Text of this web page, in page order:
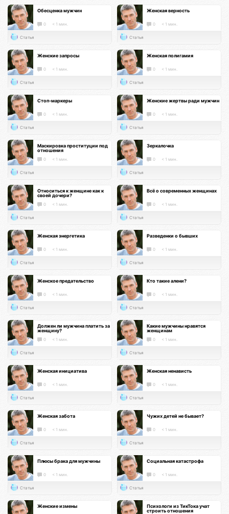
Обесценка мужчин
0 < 1 мин.
Статья
Женская верность
0 < 1 мин.
Статья
Женские запросы
0 < 1 мин.
Статья
Женская полигамия
0 < 1 мин.
Статья
Стоп-маркеры
0 < 1 мин.
Статья
Женские жертвы ради мужчин
0 < 1 мин.
Статья
Маскировка проституции под
отношения
0 < 1 мин.
Статья
Зеркалочка
0 < 1 мин.
Статья
Относиться к женщине как к
своей дочери?
0 < 1 мин.
Статья
Всё о современных женщинах
0 < 1 мин.
Статья
Женская энергетика
0 < 1 мин.
Статья
Разведенки о бывших
0 < 1 мин.
Статья
Женское предательство
0 < 1 мин.
Статья
Кто такие алени?
0 < 1 мин.
Статья
Должен ли мужчина платить за
женщину?
0 < 1 мин.
Статья
Какие мужчины нравятся
женщинам
0 < 1 мин.
Статья
Женская инициатива
0 < 1 мин.
Статья
Женская ненависть
0 < 1 мин.
Статья
Женская забота
0 < 1 мин.
Статья
Чужих детей не бывает?
0 < 1 мин.
Статья
Плюсы брака для мужчины
0 < 1 мин.
Статья
Социальная катастрофа
0 < 1 мин.
Статья
Женские измены
Психологи из ТикТока учат
строить отношения